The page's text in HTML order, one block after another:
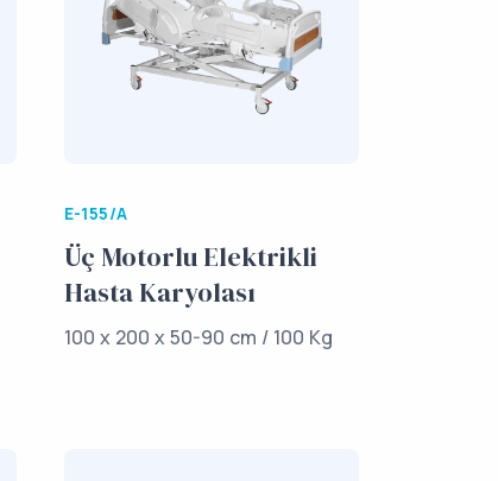
E-155/A
Üç Motorlu Elektrikli
Hasta Karyolası
100 x 200 x 50-90 cm / 100 Kg